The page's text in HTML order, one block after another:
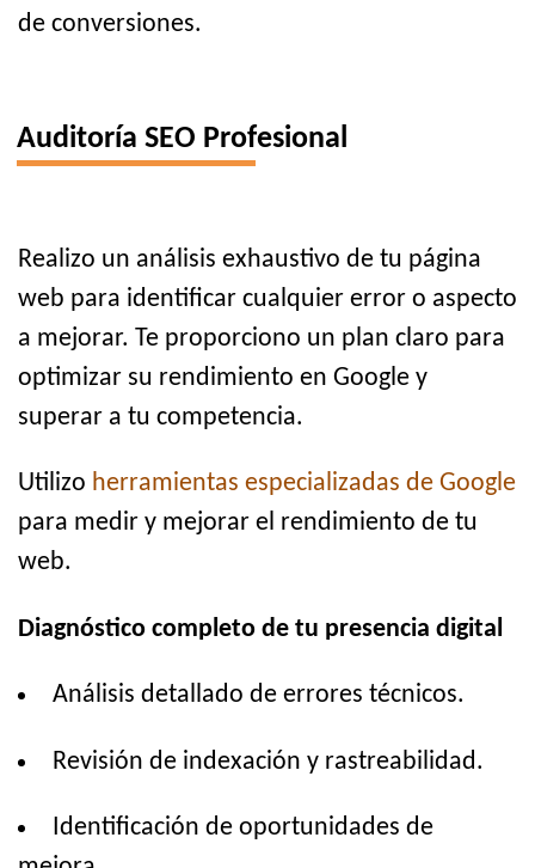
de conversiones.
Auditoría SEO Profesional
Realizo un análisis exhaustivo de tu página
web para identificar cualquier error o aspecto
a mejorar. Te proporciono un plan claro para
optimizar su rendimiento en Google y
superar a tu competencia.
Utilizo herramientas especializadas de Google
para medir y mejorar el rendimiento de tu
web.
Diagnóstico completo de tu presencia digital
Análisis detallado de errores técnicos.
Revisión de indexación y rastreabilidad.
Identificación de oportunidades de